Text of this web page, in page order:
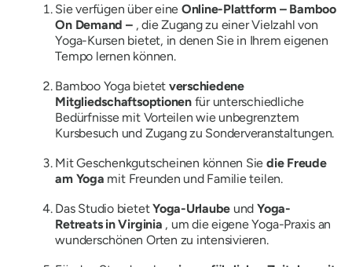
Sie verfügen über eine Online-Plattform – Bamboo
On Demand –, die Zugang zu einer Vielzahl von
Yoga-Kursen bietet, in denen Sie in Ihrem eigenen
Tempo lernen können.
Bamboo Yoga bietet verschiedene
Mitgliedschaftsoptionen für unterschiedliche
Bedürfnisse mit Vorteilen wie unbegrenztem
Kursbesuch und Zugang zu Sonderveranstaltungen.
Mit Geschenkgutscheinen können Sie die Freude
am Yoga mit Freunden und Familie teilen.
Das Studio bietetYoga-Urlaube und Yoga-
Retreats in Virginia , um die eigene Yoga-Praxis an
wunderschönen Orten zu intensivieren.